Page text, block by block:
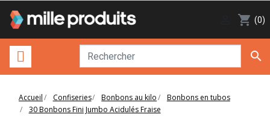
shopping_cart (0)

Accueil Confiseries Bonbons au kilo
Bonbons en tubos
30 Bonbons Fini Jumbo Acidulés Fraise